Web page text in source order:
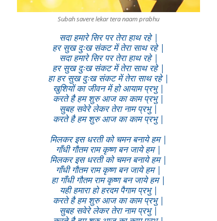
Subah savere lekar tera naam prabhu
सदा हमारे सिर पर तेरा हाथ रहे |
हर सुख दुःख संकट में तेरा साथ रहे |
सदा हमारे सिर पर तेरा हाथ रहे |
हर सुख दुःख संकट में तेरा साथ रहे |
हा हर सुख दुःख संकट में तेरा साथ रहे |
खुशियों का जीवन में हो आयाम प्रभु |
करते है हम शुरु आज का काम प्रभु |
सुबह सवेरे लेकर तेरा नाम प्रभु |
करते है हम शुरु आज का काम प्रभु |
मिलकर इस धरती को चमन बनाये हम |
गाँधी गौतम राम कृष्ण बन जाये हम |
मिलकर इस धरती को चमन बनाये हम |
गाँधी गौतम राम कृष्ण बन जाये हम |
हा गाँधी गौतम राम कृष्ण बन जाये हम |
यही हमारा हो हरदम पैगाम प्रभु |
करते है हम शुरु आज का काम प्रभु |
सुबह सवेरे लेकर तेरा नाम प्रभु |